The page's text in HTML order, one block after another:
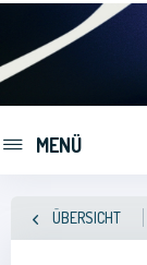
MENÜ
ÜBERSICHT